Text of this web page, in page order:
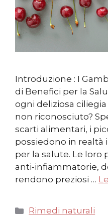
Introduzione : I
di Benefici per la
ogni deliziosa
non riconosciuto?
scarti alimentari, i
possiedono in
per la salute. Le loro
anti-infiammatorie,
rendono preziosi …
Categorie
Rimedi naturali